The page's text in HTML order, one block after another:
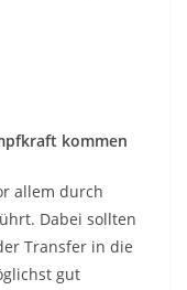
kommen
allem durch
Dabei sollten
Transfer in die
gut